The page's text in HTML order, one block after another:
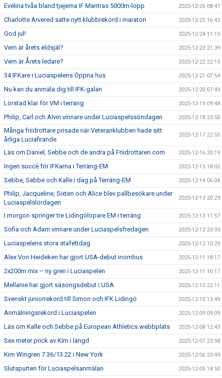
Evelina tvåa bland tjejerna IF Mantras 5000m-lopp 2025-12-26 08:47
Charlotte Arvered satte nytt klubbrekord i maraton 2025-12-25 16:42
God jul! 2025-12-24 11:15
Vem är årets eldsjäl? 2025-12-23 21:39
Vem är Årets ledare? 2025-12-22 22:15
34 IFKare i Luciaspelens Öppna hus 2025-12-21 07:54
Nu kan du anmäla dig till IFK-galan 2025-12-20 07:49
Lörstad klar för VM i terräng 2025-12-19 09:48
Philip, Carl och Alvin vinnare under Luciaspelssöndagen 2025-12-18 23:50
Många friidrottare prisade när Veteranklubben hade sitt
årliga Luciafirande
2025-12-17 22:55
Läs om Daniel, Sebbe och de andra på Friidrottaren.com 2025-12-16 20:19
Ingen succé för IFKarna i Terräng-EM 2025-12-15 18:05
Sebbe, Sebbe och Kalle i dag på Terräng-EM 2025-12-14 06:04
Philip, Jacqueline, Sixten och Alice blev pallbesökare under
Luciaspelslördagen
2025-12-13 20:29
I morgon springer tre Lidingölöpare EM i terräng 2025-12-13 11:57
Sofia och Adam vinnare under Luciaspelsfredagen 2025-12-12 23:03
Luciaspelens stora stafettdag 2025-12-12 10:29
Alex Von Heideken har gjort USA-debut inomhus 2025-12-11 18:17
2x200m mix – ny gren i Luciaspelen 2025-12-11 10:17
Mellanie har gjort säsongsdebut i USA 2025-12-10 22:11
Svenskt juniorrekord till Simon och IFK Lidingö 2025-12-10 13:49
Anmälningsrekord i Luciaspelen 2025-12-09 09:09
Läs om Kalle och Sebbe på European Athletics webbplats 2025-12-08 12:45
Sex meter prick av Kim i längd 2025-12-07 23:58
Kim Wingren 7.36/13.22 i New York 2025-12-06 23:49
Slutspurten för Luciaspelsanmälan 2025-12-05 18:50